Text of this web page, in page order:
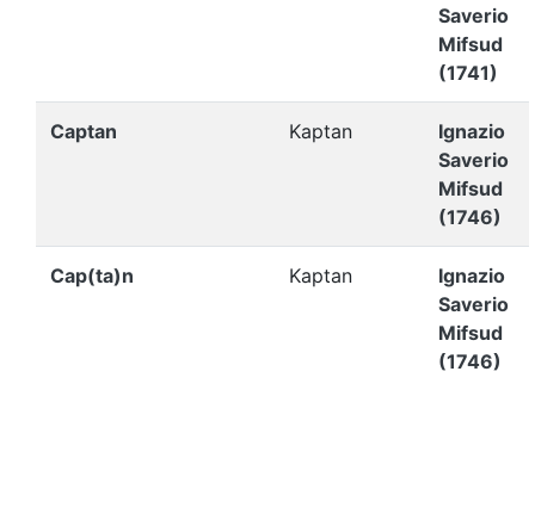
Saverio
Mifsud
(1741)
Captan Kaptan
Ignazio
Saverio
Mifsud
(1746)
Cap(ta)n Kaptan
Ignazio
Saverio
Mifsud
(1746)